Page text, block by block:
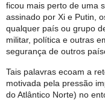
ficou mais perto de uma
assinado por Xi e Putin,
qualquer país ou grupo
militar, política e outras
segurança de outros
Tais palavras ecoam a
motivada pela pressão
do Atlântico Norte) no